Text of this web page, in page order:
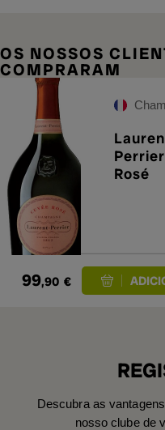
OS NOSSOS
COMPRARAM
Rosé
99,90 €
Descubra as
nosso clube de